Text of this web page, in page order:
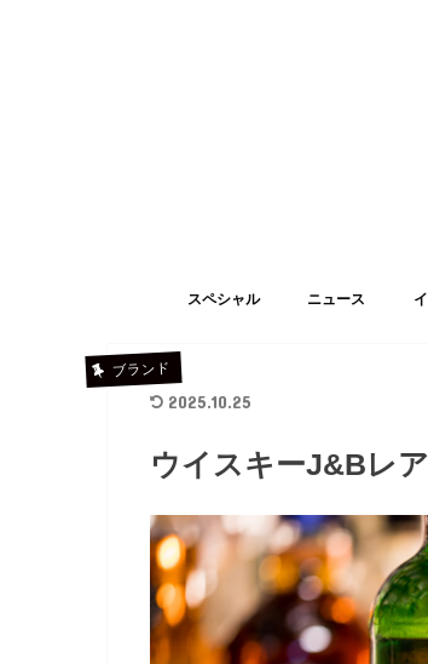
スペシャル ニュース
ブランド
2025.10.25
ウイスキーJ&Bレ